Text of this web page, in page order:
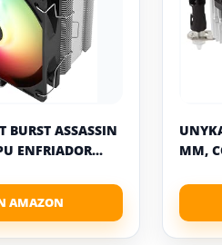
BURST ASSASSIN
ENFRIADOR...
MM,